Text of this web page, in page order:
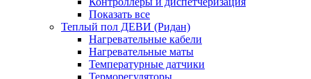
Показать все
Теплый пол ДЕВИ (Ридан)
Нагревательные кабели
Нагревательные маты
Температурные датчики
Терморегуляторы